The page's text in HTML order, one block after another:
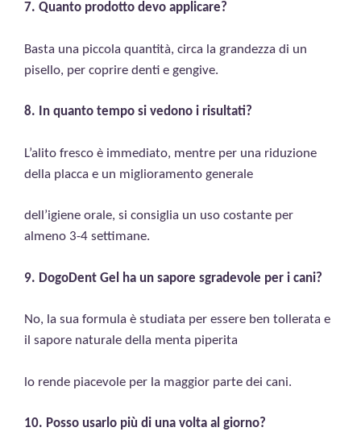
7. Quanto prodotto devo applicare?
Basta una piccola quantità, circa la grandezza di un
pisello, per coprire denti e gengive.
8. In quanto tempo si vedono i risultati?
L’alito fresco è immediato, mentre per una riduzione
della placca e un miglioramento generale
dell’igiene orale, si consiglia un uso costante per
almeno 3-4 settimane.
9. DogoDent Gel ha un sapore sgradevole per i cani?
No, la sua formula è studiata per essere ben tollerata e
il sapore naturale della menta piperita
lo rende piacevole per la maggior parte dei cani.
10. Posso usarlo più di una volta al giorno?